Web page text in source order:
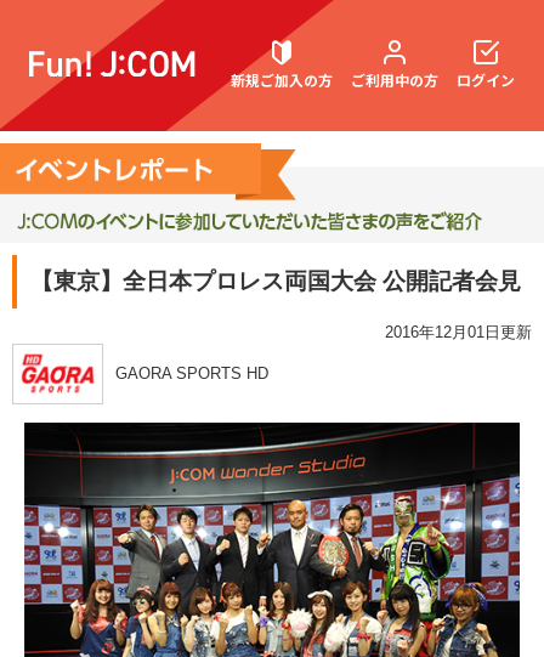
新規ご加入の方 ご利用中の方
契約内容確認・変更
お困りごと解決・よくあるご質問
ログイン
【東京】全日本プロレス両国大会 公開記者会見
2016年12月01日更新
GAORA SPORTS HD